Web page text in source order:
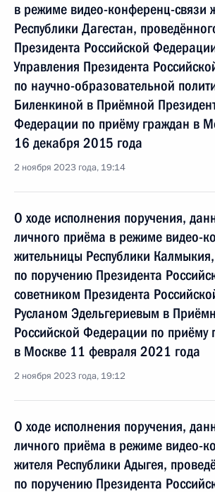
в режиме видео-конференц-связи
Республики Дагестан,
Президента Российской
Управления Президента
по научно-образовательной
Биленкиной в Приёмной
Федерации по приёму граждан в
16 декабря 2015 года
2 ноября 2023 года, 19:14
О ходе исполнения поручения,
личного приёма в режиме видео-
жительницы Республики
по поручению Президента
советником Президента
Русланом Эдельгериевым в
Российской Федерации по приёму
в Москве 11 февраля 2021 года
2 ноября 2023 года, 19:12
О ходе исполнения поручения,
личного приёма в режиме видео-
жителя Республики Адыгея,
по поручению Президента